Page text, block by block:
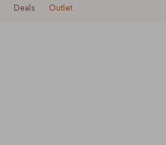
produkter
Deals Outlet